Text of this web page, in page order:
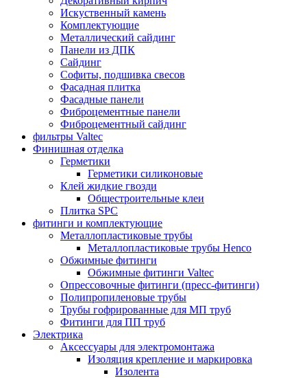
Искуственный камень
Комплектующие
Металлический сайдинг
Панели из ДПК
Сайдинг
Софиты, подшивка свесов
Фасадная плитка
Фасадные панели
Фиброцементные панели
Фиброцементный сайдинг
фильтры Valtec
Финишная отделка
Герметики
Герметики силиконовые
Клей жидкие гвозди
Общестроительные клеи
Плитка SPC
фитинги и комплектующие
Металлопластиковые трубы
Металлопластиковые трубы Henco
Обжимные фитинги
Обжимные фитинги Valtec
Опрессовочные фитинги (пресс-фитинги)
Полипропиленовые трубы
Трубы гофрированные для МП труб
Фитинги для ПП труб
Электрика
Аксессуары для электромонтажа
Изоляция крепление и маркировка
Изолента